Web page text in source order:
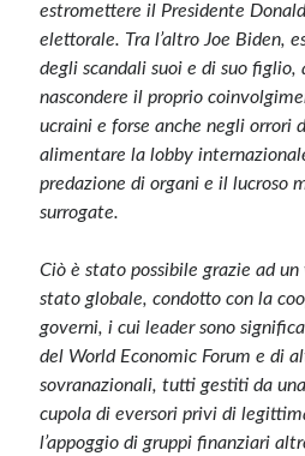
estromettere il Presidente
elettorale. Tra l’altro Joe Biden,
degli scandali suoi e di suo figlio,
nascondere il proprio
ucraini e forse anche negli orrori
alimentare la lobby
predazione di organi e il lucroso
surrogate.
Ciò è stato possibile grazie ad
stato globale, condotto con la
governi, i cui leader sono
del World Economic Forum e di
sovranazionali, tutti gestiti da
cupola di eversori privi di
l’appoggio di gruppi finanziari